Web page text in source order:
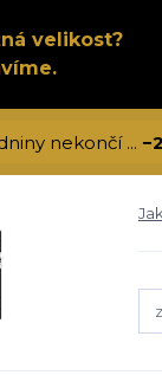
velikost?
nekončí ...